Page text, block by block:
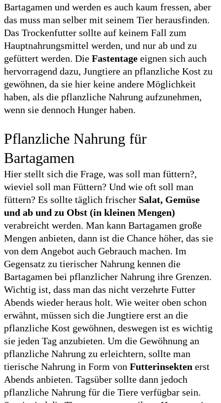
Bartagamen und werden es auch kaum fressen, aber
das muss man selber mit seinem Tier herausfinden.
Das Trockenfutter sollte auf keinem Fall zum
Hauptnahrungsmittel werden, und nur ab und zu
gefüttert werden. Die Fastentage eignen sich auch
hervorragend dazu, Jungtiere an pflanzliche Kost zu
gewöhnen, da sie hier keine andere Möglichkeit
haben, als die pflanzliche Nahrung aufzunehmen,
wenn sie dennoch Hunger haben.
Pflanzliche Nahrung für
Bartagamen
Hier stellt sich die Frage, was soll man füttern?,
wieviel soll man Füttern? Und wie oft soll man
füttern? Es sollte täglich frischer Salat, Gemüse
und ab und zu Obst (in kleinen Mengen)
verabreicht werden. Man kann Bartagamen große
Mengen anbieten, dann ist die Chance höher, das sie
von dem Angebot auch Gebrauch machen. Im
Gegensatz zu tierischer Nahrung kennen die
Bartagamen bei pflanzlicher Nahrung ihre Grenzen.
Wichtig ist, dass man das nicht verzehrte Futter
Abends wieder heraus holt. Wie weiter oben schon
erwähnt, müssen sich die Jungtiere erst an die
pflanzliche Kost gewöhnen, deswegen ist es wichtig
sie jeden Tag anzubieten. Um die Gewöhnung an
pflanzliche Nahrung zu erleichtern, sollte man
tierische Nahrung in Form von Futterinsekten erst
Abends anbieten. Tagsüber sollte dann jedoch
pflanzliche Nahrung für die Tiere verfügbar sein.